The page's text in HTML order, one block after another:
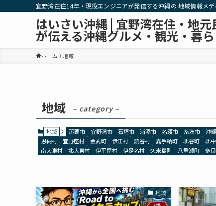
宜野湾在住14年・現役エンジニアが発信する沖縄の 地域情報メ
はいさい沖縄 | 宜野湾在住・地元
が伝える沖縄グルメ・観光・暮
ホーム 地域
地域 – category –
地域 那覇市 宜野湾市 石垣市 浦添市 名護市 糸満市 沖
恩納村
宜野座村 金武町 伊江村 読谷村 嘉手納町 北谷町 北
南大東村
北大東村 伊平屋村 伊是名村 久米島町 八重瀬町 多
地域